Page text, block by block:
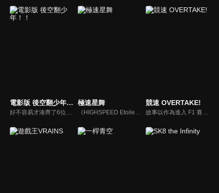
電影版 後空翻少年！！
好不容易才湊齊了6位韻律體操成員參加了全國高級中學綜合體育大賽，儘管踏入比賽的最高殿堂，賭上全部的青春與汗水，結果卻不如預期；三位學長必須面對升學壓力離開社團，原本六人的社團如今只剩下三人。面對接踵而來的變化，如何讓社團延續、並且發揚光大，考驗著每一個人對韻律體操的熱情。
極速星舞
《HIGHSPEED Etoile》是以近未來的日本作為故事舞台，藉由最高時速突破 500 公里的次世代競速「NEX Race」作為故事背景，描述本來有著芭蕾夢的少女輪堂凜，因為某些緣故不得不放棄夢想，在祖母家成為尼特族的她卻意外的踏入了競速的世界，故事就此展開。
競速 OVERTAKE!
故事以作為進入 F1 賽事的門票、被稱為「賽車甲子園」F4（Formula4）的世界為主題，為了取財的孝哉遇上了高中生賽車手悠，與兩人為中心就此展開了故事。